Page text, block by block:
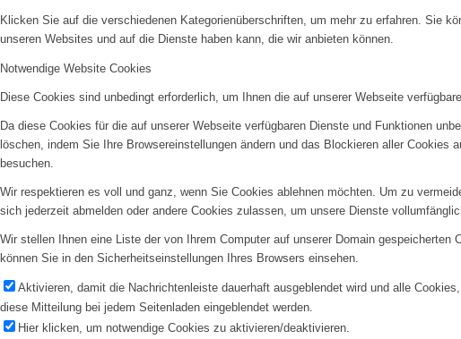
Klicken Sie auf die verschiedenen Kategorienüberschriften, um mehr zu erfahren. Sie
unseren Websites und auf die Dienste haben kann, die wir anbieten können.
Notwendige Website Cookies
Diese Cookies sind unbedingt erforderlich, um Ihnen die auf unserer Webseite
Da diese Cookies für die auf unserer Webseite verfügbaren Dienste und Funktionen
löschen, indem Sie Ihre Browsereinstellungen ändern und das Blockieren aller
besuchen.
Wir respektieren es voll und ganz, wenn Sie Cookies ablehnen möchten. Um zu
sich jederzeit abmelden oder andere Cookies zulassen, um unsere Dienste
Wir stellen Ihnen eine Liste der von Ihrem Computer auf unserer Domain
können Sie in den Sicherheitseinstellungen Ihres Browsers einsehen.
Aktivieren, damit die Nachrichtenleiste dauerhaft ausgeblendet wird und alle
diese Mitteilung bei jedem Seitenladen eingeblendet werden.
Hier klicken, um notwendige Cookies zu aktivieren/deaktivieren.